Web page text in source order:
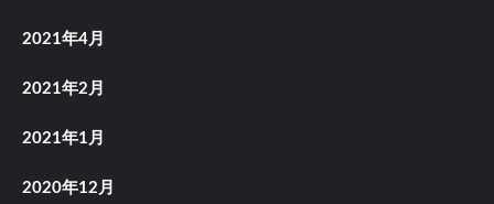
2021年4月
2021年2月
2021年1月
2020年12月